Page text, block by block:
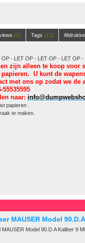
(0) Tags (13)
- LET OP - LET OP - LET OP
zijn alleen te koop voor
papieren. U kunt de
met ons op zodat we de
naar:
papieren .
te maken.
MAUSER Model 90.D.A
MAUSER Model 90.D.A Kaliber 9